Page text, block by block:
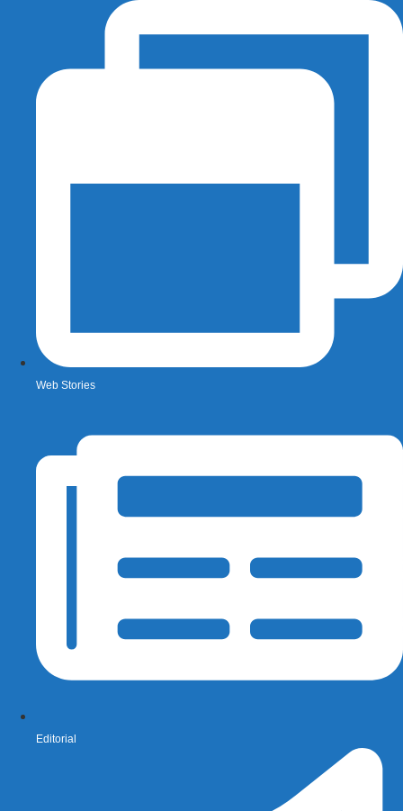
Web Stories
Editorial